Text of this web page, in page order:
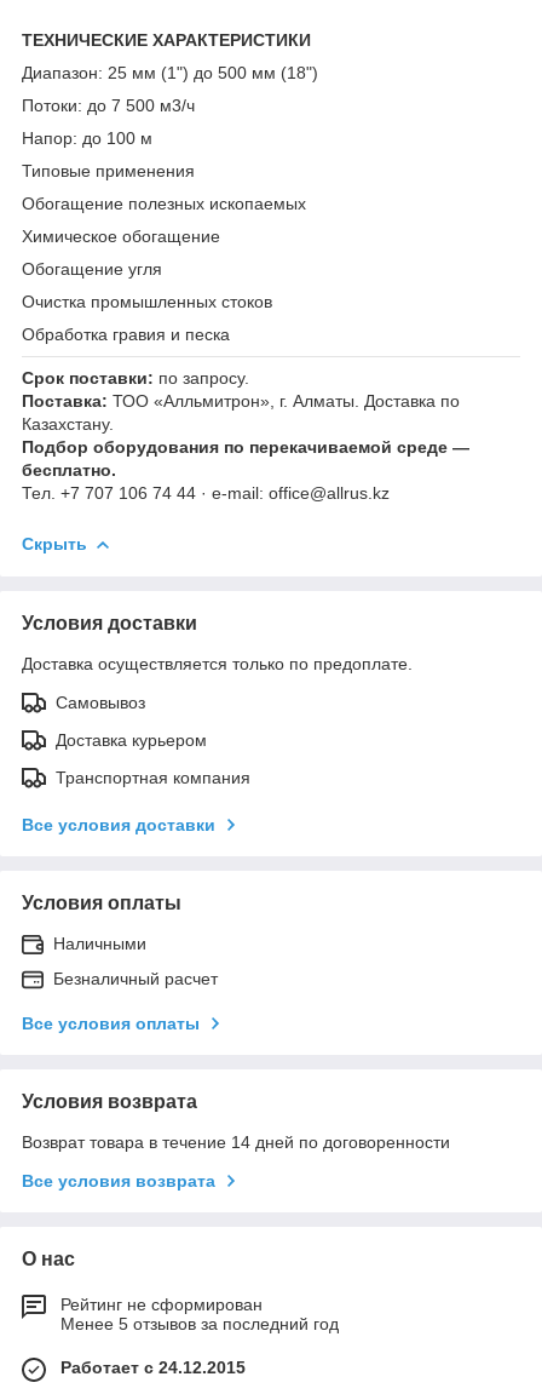
ТЕХНИЧЕСКИЕ ХАРАКТЕРИСТИКИ
Диапазон: 25 мм (1") до 500 мм (18")
Потоки: до 7 500 м3/ч
Напор: до 100 м
Типовые применения
Обогащение полезных ископаемых
Химическое обогащение
Обогащение угля
Очистка промышленных стоков
Обработка гравия и песка
Срок поставки: по запросу.
Поставка: ТОО «Алльмитрон», г. Алматы. Доставка по
Казахстану.
Подбор оборудования по перекачиваемой среде —
бесплатно.
Тел. +7 707 106 74 44 · e-mail: office@allrus.kz
Скрыть
Условия доставки
Доставка осуществляется только по предоплате.
Самовывоз
Доставка курьером
Транспортная компания
Все условия доставки
Условия оплаты
Наличными
Безналичный расчет
Все условия оплаты
Условия возврата
Возврат товара в течение 14 дней по договоренности
Все условия возврата
О нас
Рейтинг не сформирован
Менее 5 отзывов за последний год
Работает с 24.12.2015